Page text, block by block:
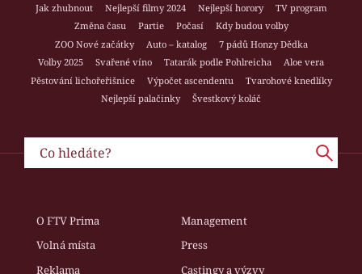
Jak zhubnout Nejlepší filmy 2024 Nejlepší horory
TV program
Změna času
Partie Počasí
Kdy budou volby
ZOO Nové začátky
Auto – katalog
7 pádů Honzy Dědka
Volby 2025
Svařené víno Tatarák podle Pohlreicha
Aloe vera
Pěstování lichořeřišnice
Výpočet ascendentu
Tvarohové knedlíky
Nejlepší palačinky
Švestkový koláč
O FTV Prima
Management
Volná místa
Press
Reklama
Castingy a výzvy